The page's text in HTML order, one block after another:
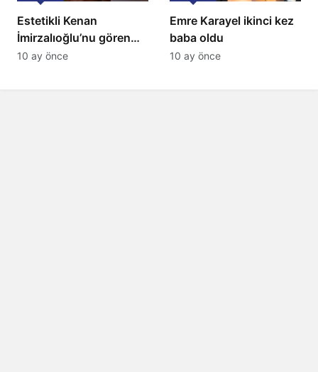
Estetikli Kenan
İmirzalıoğlu’nu gören
tanıyamıyor: Son hali
10 ay önce
Emre Karayel ikinci kez
baba oldu
10 ay önce